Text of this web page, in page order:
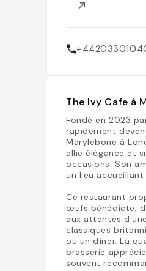
The Ivy Cafe à
Fondé en 2023
rapidement
Marylebone à
allie élégance et
occasions. Son
un lieu
Ce restaurant
œufs bénédicte,
aux attentes
classiques
ou un dîner. La
brasserie
souvent